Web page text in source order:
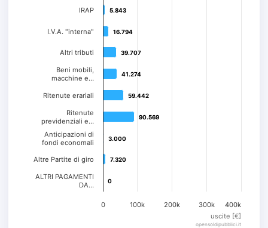
uscite [€]
5.843
5.843
16.794
16.794
39.707
39.707
41.274
41.274
59.442
59.442
90.569
90.569
3.000
3.000
7.320
7.320
0
0
0 100k 200k 300k 400k
IRAP
I.V.A. "interna"
Altri tributi
Beni mobili,
macchine e…
Ritenute erariali
Ritenute
previdenziali e…
Anticipazioni di
fondi economali
Altre Partite di giro
ALTRI PAGAMENTI
DA…
opensoldipubblici.it